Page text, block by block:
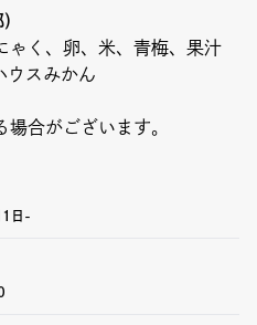
All Rights Reserved
)
く、卵、米、青梅、果汁
ウスみかん
合がございます。
1日-